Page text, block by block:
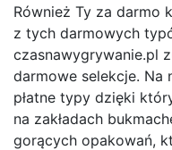
Również Ty za darmo
z tych darmowych
czasnawygrywanie.pl
darmowe selekcje. Na
płatne typy dzięki
na zakładach
gorących opakowań,